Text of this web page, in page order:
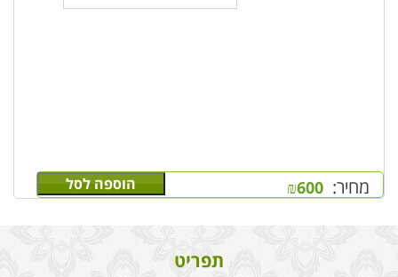
מחיר: ₪600 הוספה לסל
תפריט